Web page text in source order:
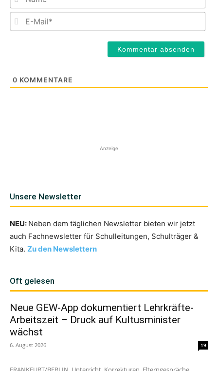
E-
0 KOMMENTARE
Anzeige
Unsere Newsletter
NEU: Neben dem täglichen Newsletter bieten wir jetzt
auch Fachnewsletter für Schulleitungen, Schulträger &
Kita. Zu den Newslettern
Oft gelesen
Neue GEW-App dokumentiert Lehrkräfte-
Arbeitszeit – Druck auf Kultusminister
wächst
6. August 2026 19